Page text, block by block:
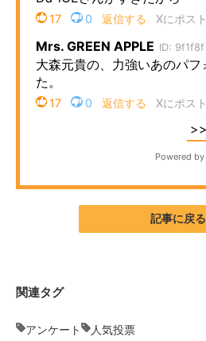
記事に戻る
関連タグ
アンケート 人気投票